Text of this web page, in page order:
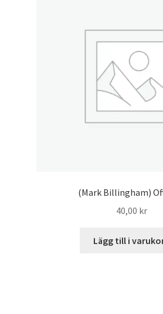
(Mark Billingham)
40,00 kr
Lägg till i